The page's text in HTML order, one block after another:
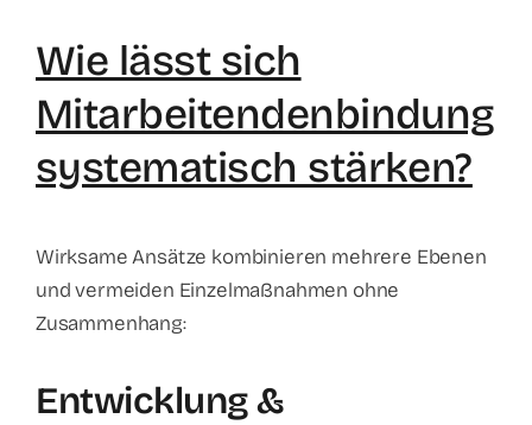
Wie lässt sich
Mitarbeitendenbindung
systematisch stärken?
Wirksame Ansätze kombinieren mehrere Ebenen
und vermeiden Einzelmaßnahmen ohne
Zusammenhang:
Entwicklung &